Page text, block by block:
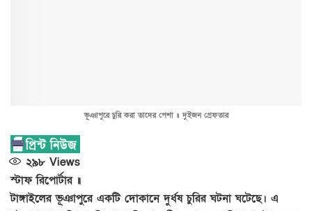
ভূঞাপুরে চুরি করা তাদের পেশা ॥ দুইজন গ্রেফতার
২৯৮ Views
স্টাফ রিপোর্টার ॥
টাঙ্গাইলের ভূঞাপুরে একটি দোকানে দুর্ধষ চুরির ঘটনা ঘটেছে। এ